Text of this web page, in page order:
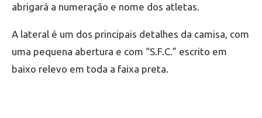
abrigará a numeração e nome dos atletas.
A lateral é um dos principais detalhes da camisa, com
uma pequena abertura e com “S.F.C.” escrito em
baixo relevo em toda a faixa preta.